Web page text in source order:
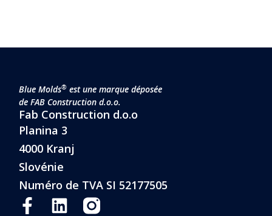
Blue Molds® est une marque déposée
de FAB Construction d.o.o.
Fab Construction d.o.o
Planina 3
4000 Kranj
Slovénie
Numéro de TVA SI 52177505